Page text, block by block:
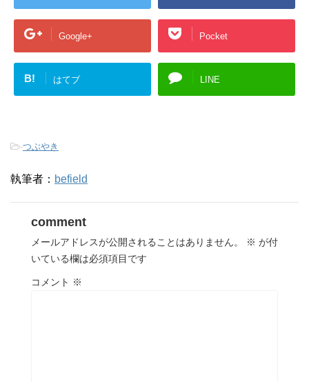
Google+ Pocket
B! はてブ LINE
-つぶやき
執筆者： befield
comment
メールアドレスが公開されることはありません。 ※ が付
いている欄は必須項目です
コメント ※